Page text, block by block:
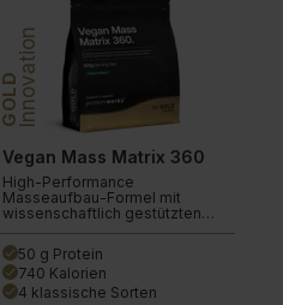
GOLDInnovation
Vegan Mass Matrix 360
High-Performance
Masseaufbau-Formel mit
wissenschaftlich gestützten
done 50 g Protein
done 740 Kalorien
done 4 klassische Sorten